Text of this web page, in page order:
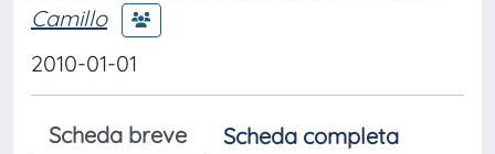
Camillo
2010-01-01
Scheda breve
Scheda completa